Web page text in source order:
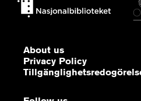
About us
Privacy Policy